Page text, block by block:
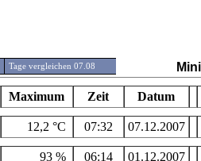
Tage vergleichen 07.08
Maximum Zeit Datum
12,2 °C 07:32 07.12.2007
93 % 06:14 01.12.2007